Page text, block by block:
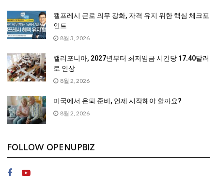
캘프레시 근로 의무 강화, 자격 유지 위한 핵심 체크포
인트
8월 3, 2026
캘리포니아, 2027년부터 최저임금 시간당 17.40달러
로 인상
8월 2, 2026
미국에서 은퇴 준비, 언제 시작해야 할까요?
8월 2, 2026
FOLLOW OPENUPBIZ